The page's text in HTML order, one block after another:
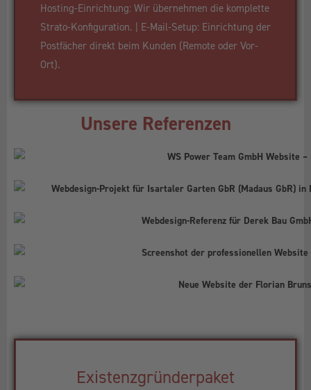
Hosting-Einrichtung: Wir übernehmen die komplette
Strato-Konfiguration. | E-Mail-Setup: Einrichtung der
Postfächer direkt beim Kunden (Remote oder Vor-
Ort).
Unsere Referenzen
Existenzgründerpaket